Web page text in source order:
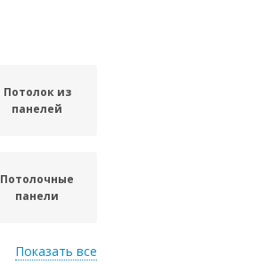
Потолок из
панелей
Потолочные
панели
Панели на
Показать все